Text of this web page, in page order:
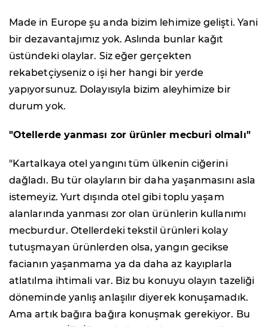
Made in Europe şu anda bizim lehimize gelişti. Yani
bir dezavantajımız yok. Aslında bunlar kağıt
üstündeki olaylar. Siz eğer gerçekten
rekabetçiyseniz o işi her hangi bir yerde
yapıyorsunuz. Dolayısıyla bizim aleyhimize bir
durum yok.
"Otellerde yanması zor ürünler mecburi olmalı"
"Kartalkaya otel yangını tüm ülkenin ciğerini
dağladı. Bu tür olayların bir daha yaşanmasını asla
istemeyiz. Yurt dışında otel gibi toplu yaşam
alanlarında yanması zor olan ürünlerin kullanımı
mecburdur. Otellerdeki tekstil ürünleri kolay
tutuşmayan ürünlerden olsa, yangın gecikse
facianın yaşanmama ya da daha az kayıplarla
atlatılma ihtimali var. Biz bu konuyu olayın tazeliği
döneminde yanlış anlaşılır diyerek konuşamadık.
Ama artık bağıra bağıra konuşmak gerekiyor. Bu